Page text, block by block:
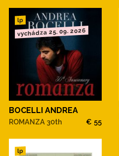
lp
vychádza 25. 09. 2026
BOCELLI ANDREA
ROMANZA 30th € 55
lp